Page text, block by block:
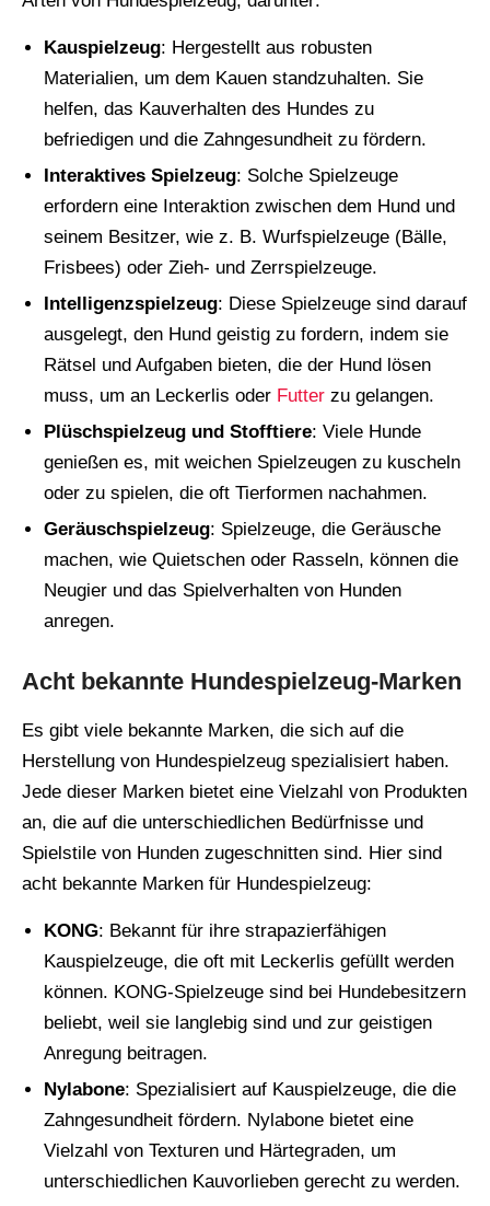
Kauspielzeug: Hergestellt aus robusten
Materialien, um dem Kauen standzuhalten. Sie
helfen, das Kauverhalten des Hundes zu
befriedigen und die Zahngesundheit zu fördern.
Interaktives Spielzeug: Solche Spielzeuge
erfordern eine Interaktion zwischen dem Hund und
seinem Besitzer, wie z. B. Wurfspielzeuge (Bälle,
Frisbees) oder Zieh- und Zerrspielzeuge.
Intelligenzspielzeug: Diese Spielzeuge sind darauf
ausgelegt, den Hund geistig zu fordern, indem sie
Rätsel und Aufgaben bieten, die der Hund lösen
muss, um an Leckerlis oder Futter zu gelangen.
Plüschspielzeug und Stofftiere: Viele Hunde
genießen es, mit weichen Spielzeugen zu kuscheln
oder zu spielen, die oft Tierformen nachahmen.
Geräuschspielzeug: Spielzeuge, die Geräusche
machen, wie Quietschen oder Rasseln, können die
Neugier und das Spielverhalten von Hunden
anregen.
Acht bekannte Hundespielzeug-Marken
Es gibt viele bekannte Marken, die sich auf die
Herstellung von Hundespielzeug spezialisiert haben.
Jede dieser Marken bietet eine Vielzahl von Produkten
an, die auf die unterschiedlichen Bedürfnisse und
Spielstile von Hunden zugeschnitten sind. Hier sind
acht bekannte Marken für Hundespielzeug:
KONG: Bekannt für ihre strapazierfähigen
Kauspielzeuge, die oft mit Leckerlis gefüllt werden
können. KONG-Spielzeuge sind bei Hundebesitzern
beliebt, weil sie langlebig sind und zur geistigen
Anregung beitragen.
Nylabone: Spezialisiert auf Kauspielzeuge, die die
Zahngesundheit fördern. Nylabone bietet eine
Vielzahl von Texturen und Härtegraden, um
unterschiedlichen Kauvorlieben gerecht zu werden.